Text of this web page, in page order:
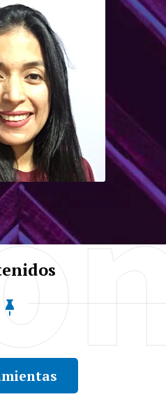
Aplicada a
Inglés como
del Inglés